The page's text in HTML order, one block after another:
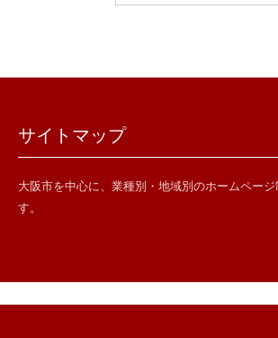
サイトマップ
大阪市を中心に、業種別・地域別のホームペー
す。